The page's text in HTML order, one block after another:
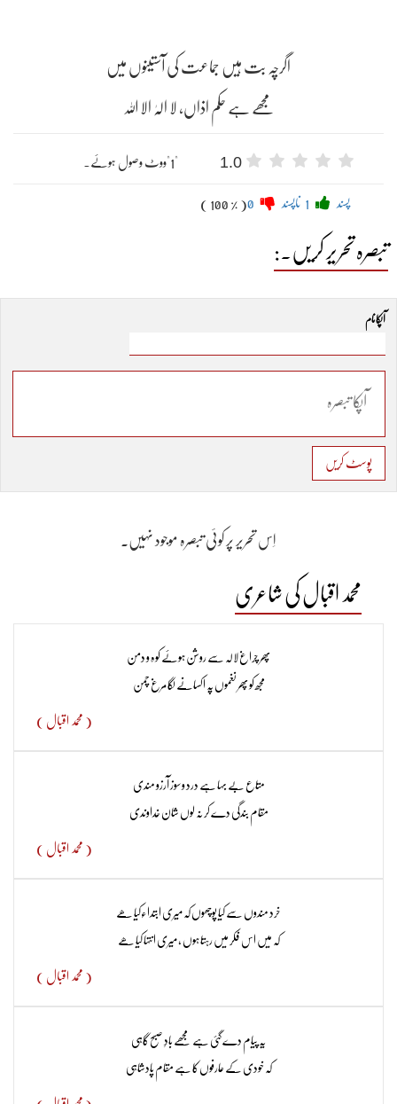
اگرچہ بت ہیں جماعت کی آستینوں میں
مجھے ہے حکم اذاں، لا الہٰ الا اللہ
1.0 "1"ووٹ وصول ہوئے۔
پسند ناپسند ( 100 % )
تبصرہ تحریر کریں۔:
آپکا نام
پوسٹ کریں
اِس تحریر پر کوئی تبصرہ موجود نہیں۔
محمد اقبال کی شاعری
پھر چراغ لالہ سے روشن ہوئے کوہ و دمن
مجھ کو پھر نغموں پہ اکسانے لگا مرغ چمن
( محمد اقبال )
متاع بے بہا ہے درد و سوز آرزو مندی
مقام بندگی دے کر نہ لوں شان خداوندی
( محمد اقبال )
خرد مندوں سے کیا پوچھوں کہ میری ابتداء‌کیا ھے
کہ میں اس فکر میں رہتا ہوں ، میری انتہا کیا ھے
( محمد اقبال )
یہ پیام دے گئی ہے مجھے بادِ صبح گاہی
کہ خودی کے عارفوں کا ہے مقام پادشاہی